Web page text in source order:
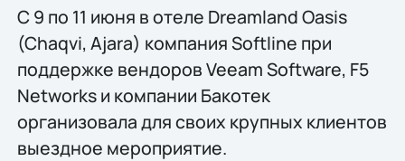
С 9 по 11 июня в отеле Dreamland Oasis
(Chaqvi, Ajara) компания Softline при
поддержке вендоров Veeam Software, F5
Networks и компании Бакотек
организовала для своих крупных клиентов
выездное мероприятие.